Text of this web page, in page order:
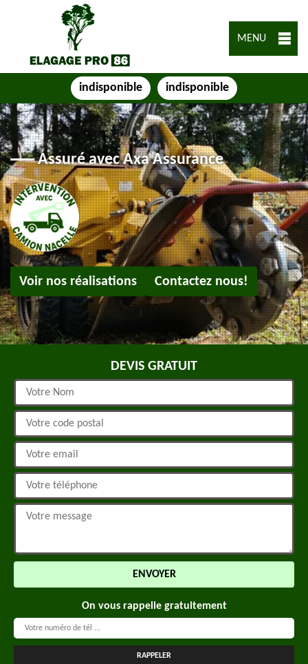
MENU
indisponible indisponible
Assuré avec Axa Assurance
Voir nos réalisations Contactez nous!
DEVIS GRATUIT
On vous rappelle gratuitement